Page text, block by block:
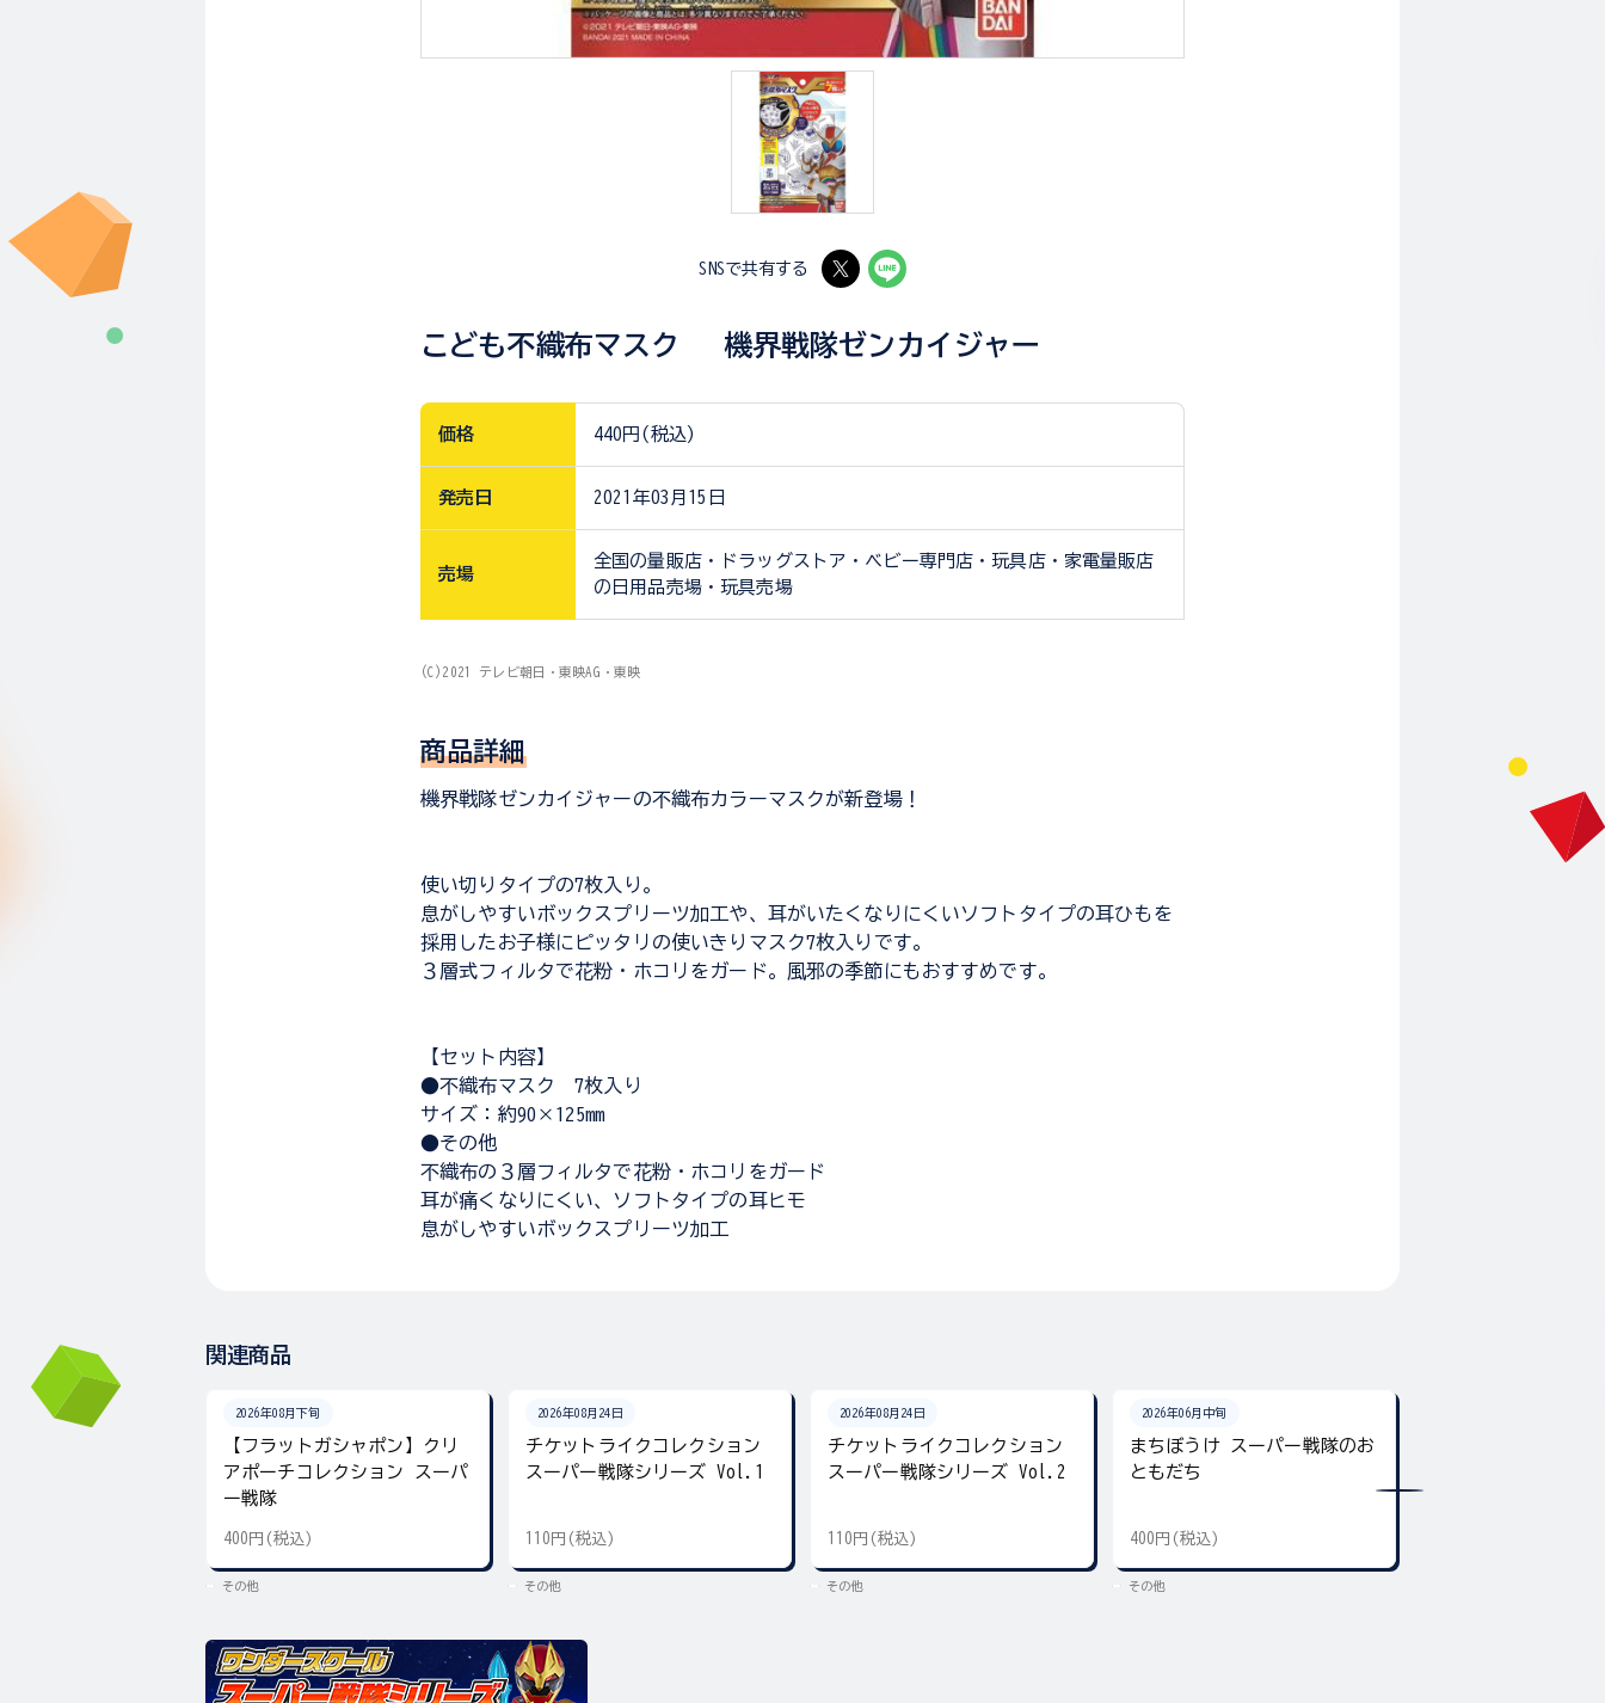
SNSで共有する
こども不織布マスク 機界戦隊ゼンカイジャー
価格 440円(税込)
発売日 2021年03月15日
売場
全国の量販店・ドラッグストア・ベビー専門店・玩具店・家電量販店
の日用品売場・玩具売場
(C)2021 テレビ朝日・東映AG・東映
商品詳細
機界戦隊ゼンカイジャーの不織布カラーマスクが新登場！
使い切りタイプの7枚入り。
息がしやすいボックスプリーツ加工や、耳がいたくなりにくいソフトタイプの耳ひもを
採用したお子様にピッタリの使いきりマスク7枚入りです。
３層式フィルタで花粉・ホコリをガード。風邪の季節にもおすすめです。
【セット内容】
●不織布マスク 7枚入り
サイズ：約90×125mm
●その他
不織布の３層フィルタで花粉・ホコリをガード
耳が痛くなりにくい、ソフトタイプの耳ヒモ
息がしやすいボックスプリーツ加工
関連商品
2026年08月下旬
【フラットガシャポン】クリ
アポーチコレクション スーパ
ー戦隊
400円(税込)
その他
2026年08月24日
チケットライクコレクション
スーパー戦隊シリーズ Vol.1
110円(税込)
その他
2026年08月24日
チケットライクコレクション
スーパー戦隊シリーズ Vol.2
110円(税込)
その他
2026年06月中旬
まちぼうけ スーパー戦隊のお
ともだち
400円(税込)
その他